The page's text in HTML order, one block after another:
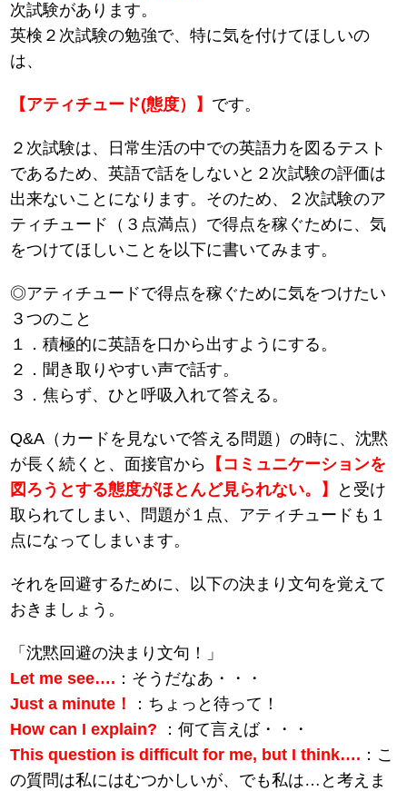
次試験があります。
英検２次試験の勉強で、特に気を付けてほしいの
は、
【アティチュード(態度）】 です。
２次試験は、日常生活の中での英語力を図るテスト
であるため、英語で話をしないと２次試験の評価は
出来ないことになります。そのため、２次試験のア
ティチュード（３点満点）で得点を稼ぐために、気
をつけてほしいことを以下に書いてみます。
◎アティチュードで得点を稼ぐために気をつけたい
３つのこと
１．積極的に英語を口から出すようにする。
２．聞き取りやすい声で話す。
３．焦らず、ひと呼吸入れて答える。
Q&A（カードを見ないで答える問題）の時に、沈黙
が長く続くと、面接官から
【コミュニケーションを
図ろうとする態度がほとんど見られない。】
と受け
取られてしまい、問題が１点、アティチュードも１
点になってしまいます。
それを回避するために、以下の決まり文句を覚えて
おきましょう。
「沈黙回避の決まり文句！」
Let me see…. ：そうだなあ・・・
Just a minute！
：ちょっと待って！
How can I explain? ：何て言えば・・・
This question is difficult for me, but I think…. ：こ
の質問は私にはむつかしいが、でも私は…と考えま